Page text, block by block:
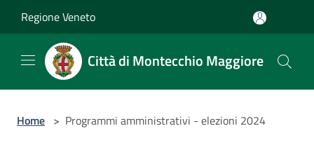
Regione Veneto
Città di Montecchio Maggiore
Home > Programmi amministrativi - elezioni 2024